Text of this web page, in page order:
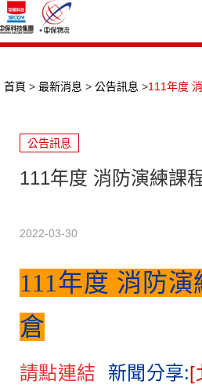
首頁 > 最新消息 > 公告訊息 >111年度
公告訊息
111年度 消防演練課
2022-03-30
111年度 消防演
倉
請點連結 新聞分享:[